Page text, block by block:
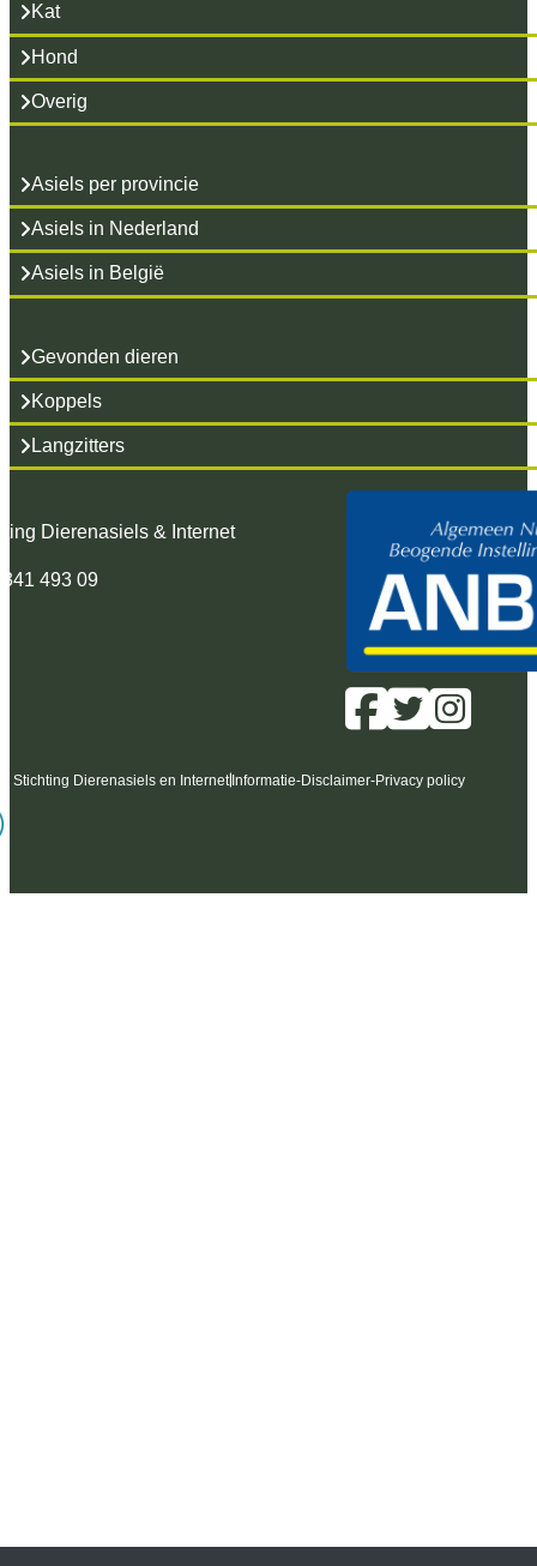
Kat
Hond
Overig
Asiels per provincie
Asiels in Nederland
Asiels in België
Gevonden dieren
Koppels
Langzitters
Dierenasiels & Internet
493 09
Stichting Dierenasiels en Internet Informatie-Disclaimer-Privacy policy